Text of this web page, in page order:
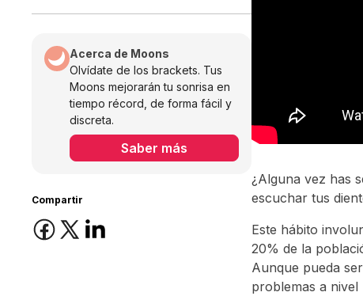
Acerca de Moons
Olvídate de los brackets. Tus
Moons mejorarán tu sonrisa en
tiempo récord, de forma fácil y
discreta.
Saber más
Compartir
¿Alguna vez has
escuchar tus
Este hábito
20% de la
Aunque pueda
problemas a